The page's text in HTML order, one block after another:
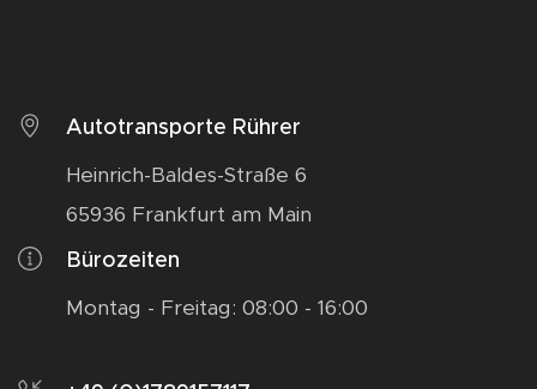
Autotransporte Rührer
Heinrich-Baldes-Straße 6
65936 Frankfurt am Main
Bürozeiten
Montag - Freitag: 08:00 - 16:00